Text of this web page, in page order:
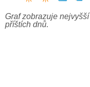
Graf zobrazuje
příštích dnů.